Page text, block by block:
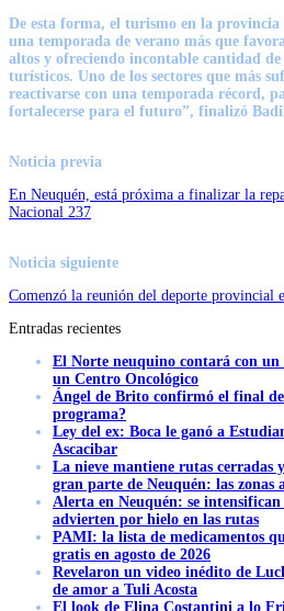
De esta forma, el turismo en la
una temporada de verano más que
altos y ofreciendo incontable cantidad de
turísticos. Uno de los sectores que más
reactivarse con una temporada récord,
fortalecerse para el futuro”, finalizó
Noticia previa
En Neuquén, está próxima a finalizar la
Nacional 237
Noticia siguiente
Comenzó la reunión del deporte provincial
Entradas recientes
El Norte neuquino contará con
un Centro Oncológico
Ángel de Brito confirmó el final
programa?
Ley del ex: Boca le ganó a
Ascacibar
La nieve mantiene rutas cerradas
gran parte de Neuquén: las zonas
Alerta en Neuquén: se
advierten por hielo en las rutas
PAMI: la lista de medicamentos
gratis en agosto de 2026
Revelaron un video inédito de
de amor a Tuli Acosta
El look de Elina Costantini a lo